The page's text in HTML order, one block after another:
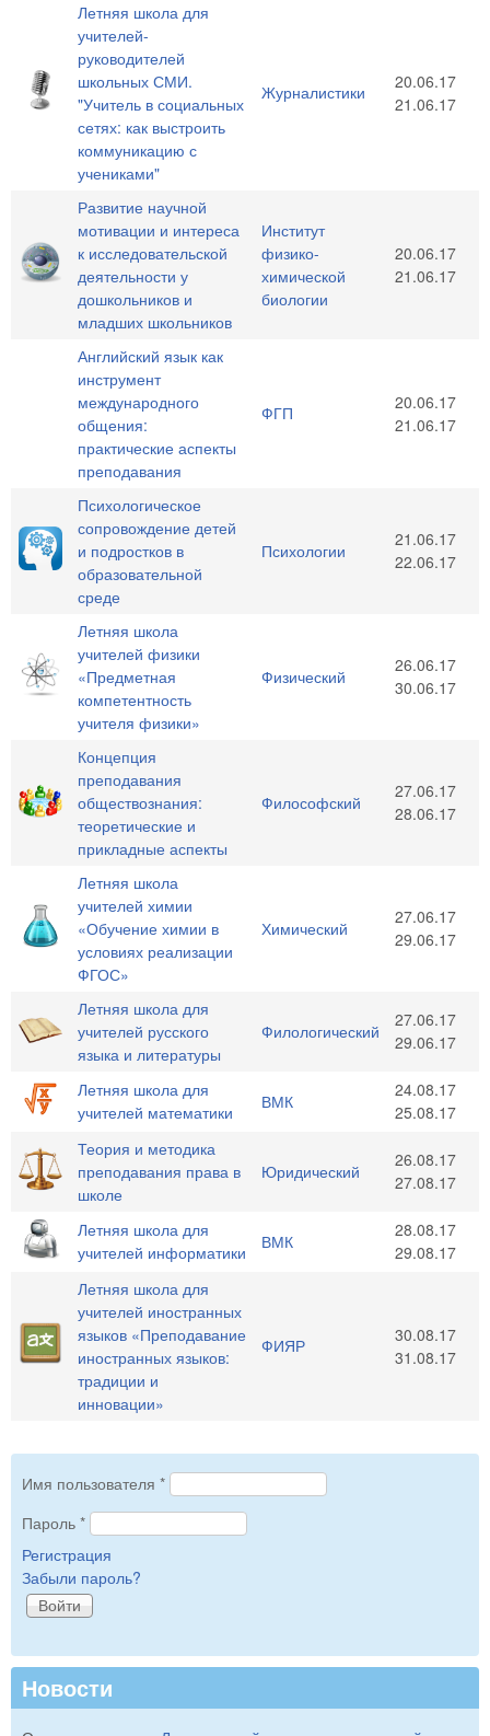
Летняя школа для
учителей-
руководителей
школьных СМИ.
"Учитель в социальных
сетях: как выстроить
коммуникацию с
учениками"
Журналистики
20.06.17
21.06.17
Развитие научной
мотивации и интереса
к исследовательской
деятельности у
дошкольников и
младших школьников
Институт
физико-
химической
биологии
20.06.17
21.06.17
Английский язык как
инструмент
международного
общения:
практические аспекты
преподавания
ФГП
20.06.17
21.06.17
Психологическое
сопровождение детей
и подростков в
образовательной
среде
Психологии
21.06.17
22.06.17
Летняя школа
учителей физики
«Предметная
компетентность
учителя физики»
Физический
26.06.17
30.06.17
Концепция
преподавания
обществознания:
теоретические и
прикладные аспекты
Философский
27.06.17
28.06.17
Летняя школа
учителей химии
«Обучение химии в
условиях реализации
ФГОС»
Химический
27.06.17
29.06.17
Летняя школа для
учителей русского
языка и литературы
Филологический
27.06.17
29.06.17
Летняя школа для
учителей математики
ВМК
24.08.17
25.08.17
Теория и методика
преподавания права в
школе
Юридический
26.08.17
27.08.17
Летняя школа для
учителей информатики
ВМК
28.08.17
29.08.17
Летняя школа для
учителей иностранных
языков «Преподавание
иностранных языков:
традиции и
инновации»
ФИЯР
30.08.17
31.08.17
Имя пользователя *
Пароль *
Регистрация
Забыли пароль?
Новости